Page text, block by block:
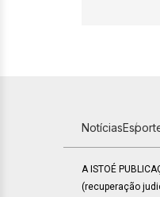
Notícias
A ISTOÉ
(recuperação